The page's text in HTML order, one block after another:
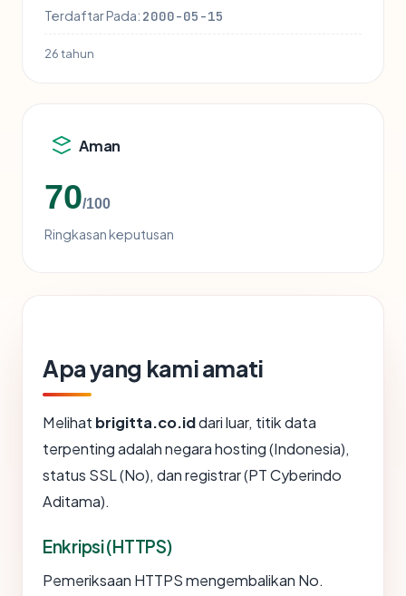
Terdaftar Pada: 2000-05-15
26 tahun
Aman
70/100
Ringkasan keputusan
Apa yang kami amati
Melihat brigitta.co.iddari luar, titik data
terpenting adalah negara hosting (Indonesia),
status SSL (No), dan registrar (PT Cyberindo
Aditama).
Enkripsi (HTTPS)
Pemeriksaan HTTPS mengembalikan No.